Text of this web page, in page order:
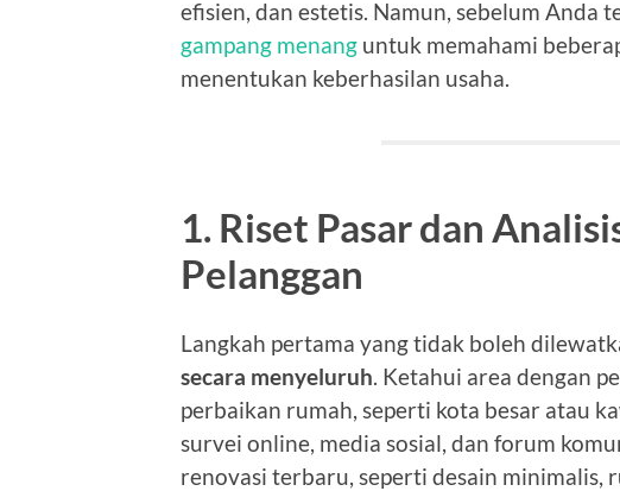
efisien, dan estetis. Namun, sebelum Anda
gampang menang untuk memahami
menentukan keberhasilan usaha.
1. Riset Pasar dan
Pelanggan
Langkah pertama yang tidak boleh
secara menyeluruh . Ketahui area dengan
perbaikan rumah, seperti kota besar atau
survei online, media sosial, dan forum
renovasi terbaru, seperti desain minimalis,